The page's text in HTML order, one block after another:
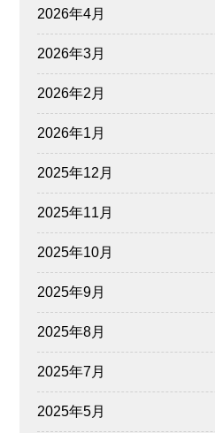
2026年4月
2026年3月
2026年2月
2026年1月
2025年12月
2025年11月
2025年10月
2025年9月
2025年8月
2025年7月
2025年5月